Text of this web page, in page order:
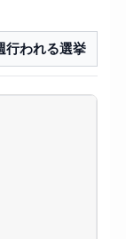
行われる選挙